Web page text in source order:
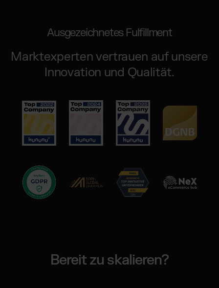
Ausgezeichnetes Fulfillment
Marktexperten vertrauen auf unsere
Innovation und Qualität.
Bereit zu skalieren?